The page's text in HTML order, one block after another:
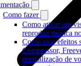
Como fazer
Como ativar um
reproduz música
Como usar efeitos
Compressor,
normalização de